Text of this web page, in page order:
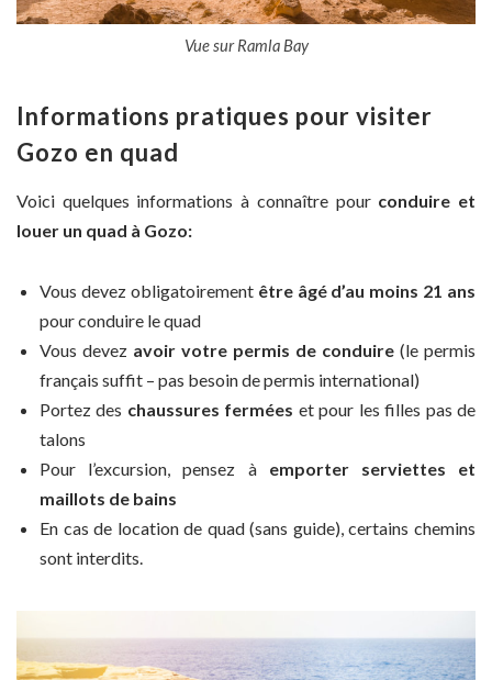
Vue sur Ramla Bay
Informations pratiques pour visiter
Gozo en quad
Voici quelques informations à connaître pour conduire et
louer un quad à Gozo:
Vous devez obligatoirement être âgé d’au moins 21 ans
pour conduire le quad
Vous devez avoir votre permis de conduire (le permis
français suffit – pas besoin de permis international)
Portez des chaussures fermées et pour les filles pas de
talons
Pour l’excursion, pensez à emporter serviettes et
maillots de bains
En cas de location de quad (sans guide), certains chemins
sont interdits.